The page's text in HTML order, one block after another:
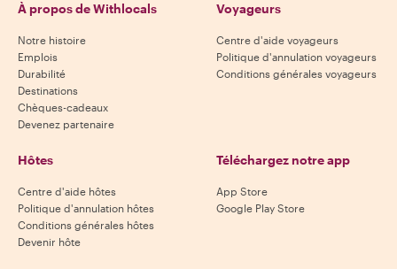
À propos de Withlocals
Notre histoire
Emplois
Durabilité
Destinations
Chèques-cadeaux
Devenez partenaire
Voyageurs
Centre d'aide voyageurs
Politique d'annulation voyageurs
Conditions générales voyageurs
Hôtes
Centre d'aide hôtes
Politique d'annulation hôtes
Conditions générales hôtes
Devenir hôte
Téléchargez notre app
App Store
Google Play Store